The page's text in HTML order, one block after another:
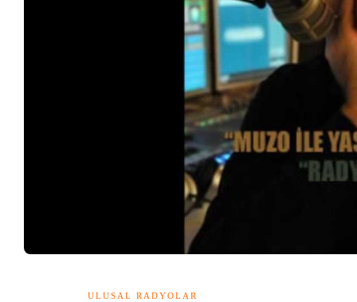
ULUSAL RADYOLAR